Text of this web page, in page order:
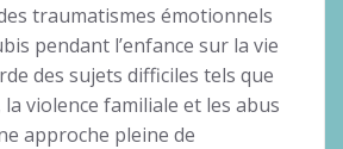
traumatismes émotionnels
pendant l’enfance sur la vie
des sujets difficiles tels que
violence familiale et les abus
approche pleine de